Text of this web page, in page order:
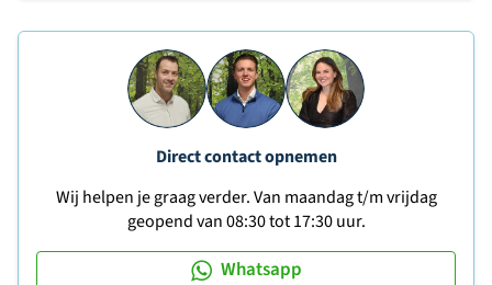
Direct contact opnemen
Wij helpen je graag verder. Van maandag t/m vrijdag
geopend van 08:30 tot 17:30 uur.
Whatsapp